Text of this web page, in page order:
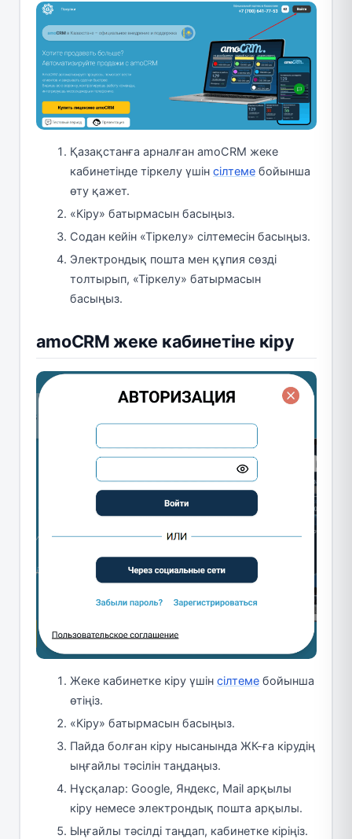
Қазақстанға арналған amoCRM жеке
кабинетінде тіркелу үшін сілтеме бойынша
өту қажет.
«Кіру» батырмасын басыңыз.
Содан кейін «Тіркелу» сілтемесін басыңыз.
Электрондық пошта мен құпия сөзді
толтырып, «Тіркелу» батырмасын
басыңыз.
amoCRM жеке кабинетіне кіру
Жеке кабинетке кіру үшін сілтеме бойынша
өтіңіз.
«Кіру» батырмасын басыңыз.
Пайда болған кіру нысанында ЖК-ға кірудің
ыңғайлы тәсілін таңдаңыз.
Нұсқалар: Google, Яндекс, Mail арқылы
кіру немесе электрондық пошта арқылы.
Ыңғайлы тәсілді таңдап, кабинетке кіріңіз.